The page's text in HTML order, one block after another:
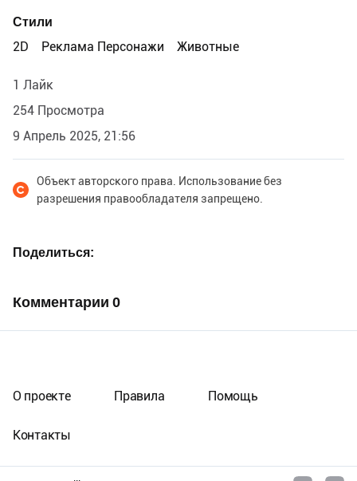
Стили
2D
Реклама Персонажи Животные
1 Лайк
254 Просмотра
9 Апрель 2025, 21:56
Объект авторского права. Использование без
разрешения правообладателя запрещено.
Поделиться
Комментарии 0
О проекте Правила Помощь
Контакты